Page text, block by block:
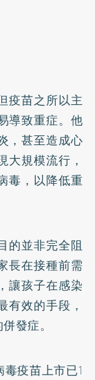
疫苗之所以主
導致重症。他
，甚至造成心
大規模流行，
毒，以降低重
的並非完全阻
長在接種前需
讓孩子在感染
有效的手段，
發症。
疫苗上市已1